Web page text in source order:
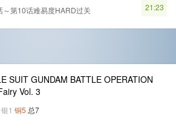
～第10话难易度HARD过关
21:23
SUIT GUNDAM BATTLE OPERATION
Vol. 3
银1 铜5 总7